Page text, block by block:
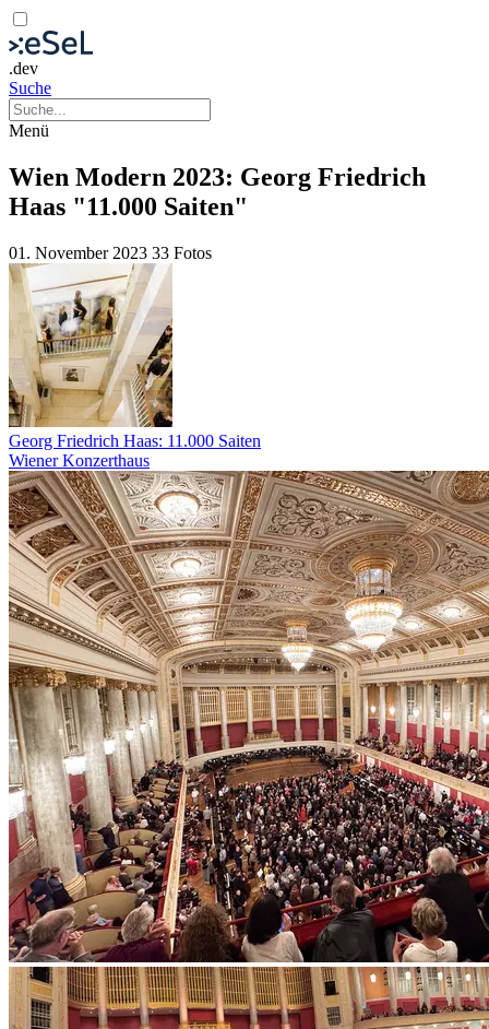
.dev
Suche
Menü
Wien Modern 2023: Georg Friedrich
Haas "11.000 Saiten"
01. November 2023 33 Fotos
Georg Friedrich Haas: 11.000 Saiten
Wiener Konzerthaus